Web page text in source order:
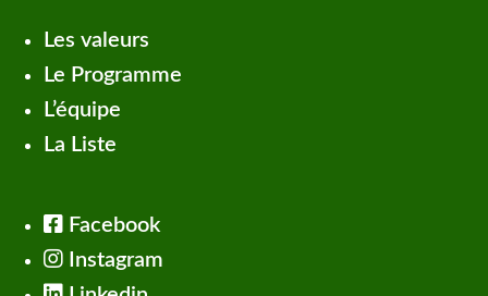
Les valeurs
Le Programme
L’équipe
La Liste
Facebook
Instagram